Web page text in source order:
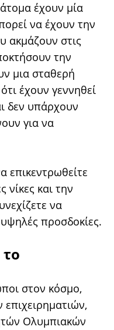
έχουν μία
να έχουν την
ακμάζουν στις
την
μια σταθερή
έχουν γεννηθεί
δεν υπάρχουν
για να
επικεντρωθείτε
νίκες και την
να
προσδοκίες.
στον κόσμο,
Ολυμπιακών